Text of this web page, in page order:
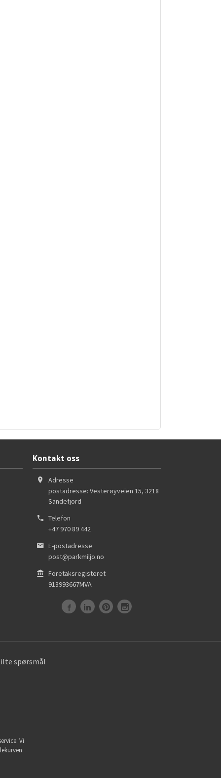
Kontakt oss
Adresse
postadresse: Vesterøyveien 15, 3218
Sandefjord
Telefon
+47 970 89 442
E-postadresse
post@parkmiljo.no
Foretaksregisteret
913993667MVA
spørsmål
Vi